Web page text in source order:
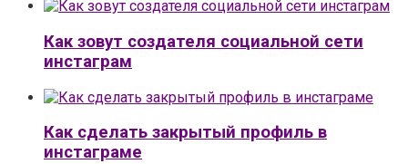
Как зовут создателя социальной сети
инстаграм
Как сделать закрытый профиль в
инстаграме